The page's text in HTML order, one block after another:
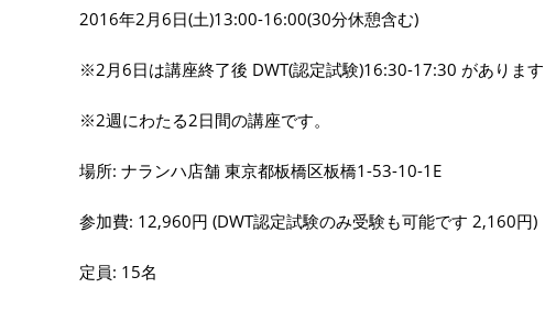
2016年2月6日(土)13:00-16:00(30分休憩含む)
※2月6日は講座終了後 DWT(認定試験)16:30-17:30 がありま
※2週にわたる2日間の講座です。
場所: ナランハ店舗 東京都板橋区板橋1-53-10-1E
参加費: 12,960円 (DWT認定試験のみ受験も可能です 2,160円)
定員: 15名